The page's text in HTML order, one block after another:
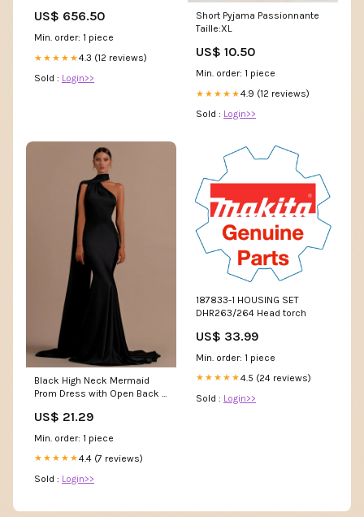
Sweat Tee Color:MUSTARD
US$ 656.50
Min. order: 1 piece
★★★★★4.3 (12 reviews)
Sold : Login>>
Short Pyjama Passionnante
Taille:XL
US$ 10.50
Min. order: 1 piece
★★★★★4.9 (12 reviews)
Sold : Login>>
Black High Neck Mermaid
Prom Dress with Open Back –
US$ 21.29
Min. order: 1 piece
★★★★★4.4 (7 reviews)
Sold : Login>>
187833-1 HOUSING SET
DHR263/264 Head torch
US$ 33.99
Min. order: 1 piece
★★★★★4.5 (24 reviews)
Sold : Login>>